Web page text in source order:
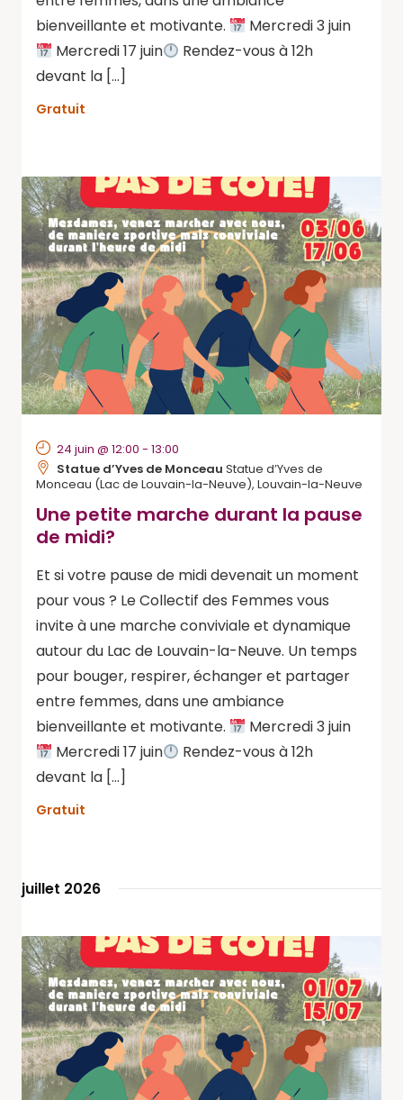
bienveillante et motivante.
Mercredi 3 juin
Mercredi 17 juin
Rendez-vous à 12h
devant la […]
Gratuit
Une petite marche durant la pause
de midi?
24 juin @ 12:00 - 13:00
Statue d’Yves de Monceau Statue d’Yves de
Monceau (Lac de Louvain-la-Neuve), Louvain-la-Neuve
Et si votre pause de midi devenait un moment
pour vous ? Le Collectif des Femmes vous
invite à une marche conviviale et dynamique
autour du Lac de Louvain-la-Neuve. Un temps
pour bouger, respirer, échanger et partager
entre femmes, dans une ambiance
bienveillante et motivante.
Mercredi 3 juin
Mercredi 17 juin
Rendez-vous à 12h
devant la […]
Gratuit
juillet 2026